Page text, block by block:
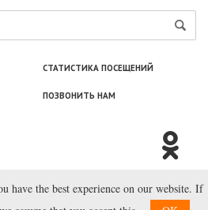
СТАТИСТИКА ПОСЕЩЕНИЙ
ПОЗВОНИТЬ НАМ
Новоcтей», 2003—2026.
have the best experience on our website. If